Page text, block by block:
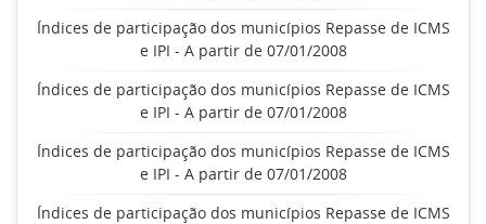
Índices de participação dos municípios Repasse de ICMS
e IPI - A partir de 07/01/2008
Índices de participação dos municípios Repasse de ICMS
e IPI - A partir de 07/01/2008
Índices de participação dos municípios Repasse de ICMS
e IPI - A partir de 07/01/2008
Índices de participação dos municípios Repasse de ICMS